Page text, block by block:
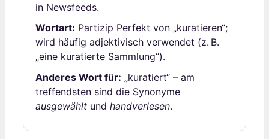
in Newsfeeds.
Wortart: Partizip Perfekt von „kuratieren“;
wird häufig adjektivisch verwendet (z. B.
„eine kuratierte Sammlung“).
Anderes Wort für: „kuratiert“ – am
treffendsten sind die Synonyme
ausgewählt und handverlesen.